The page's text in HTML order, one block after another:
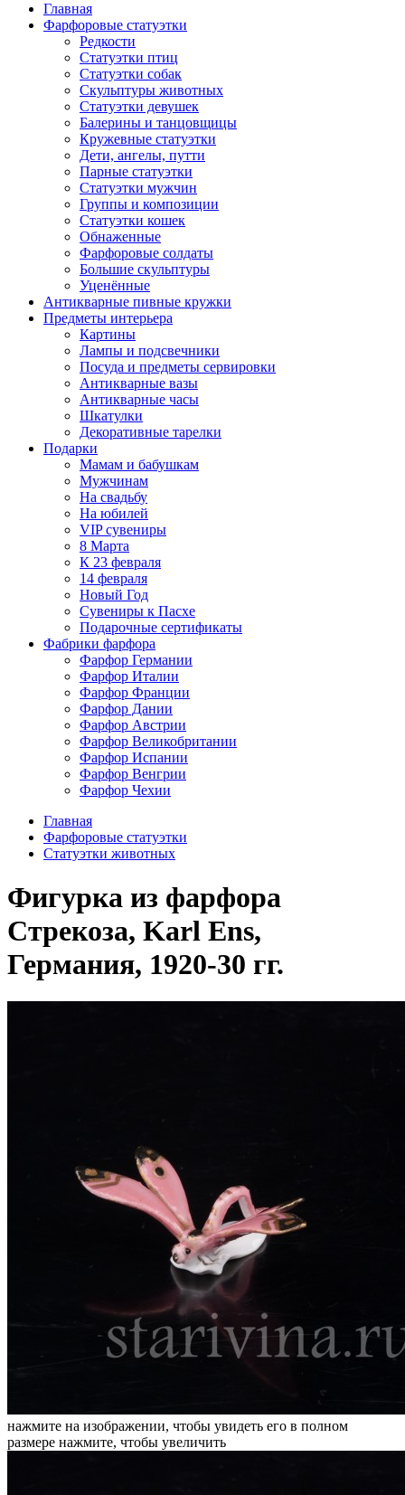
Главная
Фарфоровые статуэтки
Редкости
Cтатуэтки птиц
Cтатуэтки собак
Скульптуры животных
Статуэтки девушек
Балерины и танцовщицы
Кружевные статуэтки
Дети, ангелы, путти
Парные статуэтки
Статуэтки мужчин
Группы и композиции
Статуэтки кошек
Обнаженные
Фарфоровые солдаты
Большие скульптуры
Уценённые
Антикварные пивные кружки
Предметы интерьера
Картины
Лампы и подсвечники
Посуда и предметы сервировки
Антикварные вазы
Антикварные часы
Шкатулки
Декоративные тарелки
Подарки
Мамам и бабушкам
Мужчинам
На свадьбу
На юбилей
VIP сувениры
8 Марта
К 23 февраля
14 февраля
Новый Год
Сувениры к Пасхе
Подарочные сертификаты
Фабрики фарфора
Фарфор Германии
Фарфор Италии
Фарфор Франции
Фарфор Дании
Фарфор Австрии
Фарфор Великобритании
Фарфор Испании
Фарфор Венгрии
Фарфор Чехии
Главная
Фарфоровые статуэтки
Статуэтки животных
Фигурка из фарфора
Стрекоза, Karl Ens,
Германия, 1920-30 гг.
нажмите на изображении, чтобы увидеть его в полном
размере нажмите, чтобы увеличить